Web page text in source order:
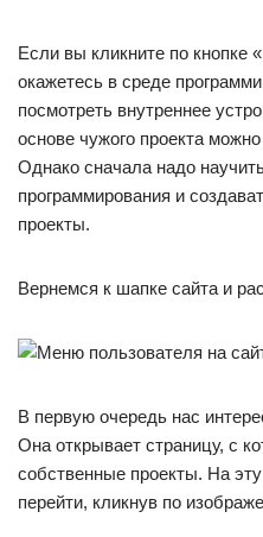
Если вы кликните по кнопке
окажетесь в среде
посмотреть внутреннее
основе чужого проекта
Однако сначала надо
программирования и
проекты.
Вернемся к шапке сайта и
В первую очередь нас
Она открывает страницу, с
собственные проекты. На
перейти, кликнув по